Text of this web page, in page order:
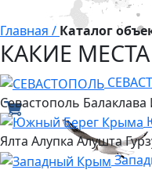
Главная / Каталог
КАКИЕ
Севастополь Балаклава
Ялта Алупка Алушта